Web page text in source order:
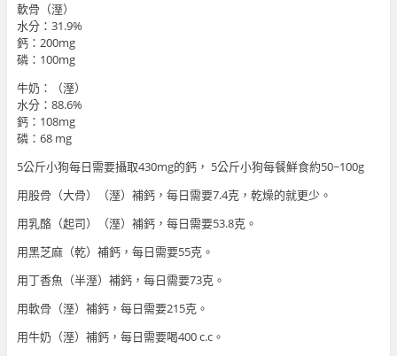
軟骨（溼）
水分：31.9%
鈣：200mg
磷：100mg
牛奶：（溼）
水分：88.6%
鈣：108mg
磷：68 mg
5公斤小狗每日需要攝取430mg的鈣， 5公斤小狗每餐鮮食約50~100g
用股骨（大骨）（溼）補鈣，每日需要7.4克，乾燥的就更少。
用乳酪（起司）（溼）補鈣，每日需要53.8克。
用黑芝麻（乾）補鈣，每日需要55克。
用丁香魚（半溼）補鈣，每日需要73克。
用軟骨（溼）補鈣，每日需要215克。
用牛奶（溼）補鈣，每日需要喝400 c.c。